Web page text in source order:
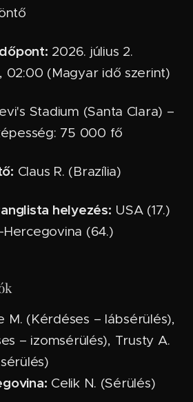
2026. július 2.
02:00 (Magyar idő szerint)
Stadium (Santa Clara) –
75 000 fő
Claus R. (Brazília)
helyezés: USA (17.)
Hercegovina (64.)
M. (Kérdéses – lábsérülés),
– izomsérülés), Trusty A.
Celik N. (Sérülés)